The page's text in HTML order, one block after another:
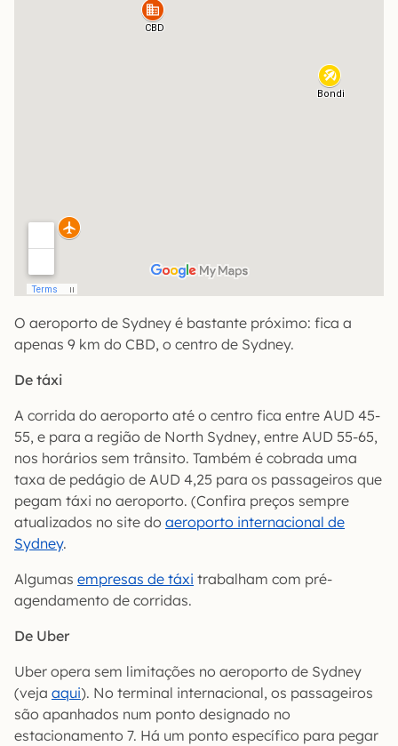
O aeroporto de Sydney é bastante próximo: fica a
apenas 9 km do CBD, o centro de Sydney.
De táxi
A corrida do aeroporto até o centro fica entre AUD 45-
55, e para a região de North Sydney, entre AUD 55-65,
nos horários sem trânsito. Também é cobrada uma
taxa de pedágio de AUD 4,25 para os passageiros que
pegam táxi no aeroporto. (Confira preços sempre
atualizados no site do aeroporto internacional de
Sydney.
Algumas empresas de táxi trabalham com pré-
agendamento de corridas.
De Uber
Uber opera sem limitações no aeroporto de Sydney
(veja aqui). No terminal internacional, os passageiros
são apanhados num ponto designado no
estacionamento 7. Há um ponto específico para pegar